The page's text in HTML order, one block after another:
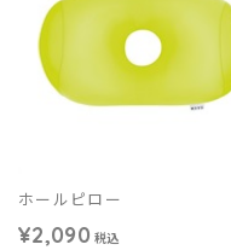
ホールピロー
¥2,090 税込